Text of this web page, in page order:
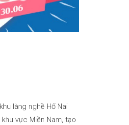
làng nghề Hố Nai
vực Miền Nam, tạo